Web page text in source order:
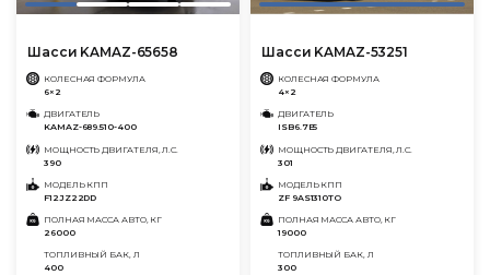
Шасси KAMAZ-65658
КОЛЕСНАЯ ФОРМУЛА
6×2
ДВИГАТЕЛЬ
KAMAZ-689.510-400
МОЩНОСТЬ ДВИГАТЕЛЯ, Л.С.
390
МОДЕЛЬ КПП
F12JZ22DD
ПОЛНАЯ МАССА АВТО, КГ
26000
ТОПЛИВНЫЙ БАК, Л
400
Шасси KAMAZ-53251
КОЛЕСНАЯ ФОРМУЛА
4×2
ДВИГАТЕЛЬ
ISB6.7E5
МОЩНОСТЬ ДВИГАТЕЛЯ, Л.С.
301
МОДЕЛЬ КПП
ZF 9AS1310TO
ПОЛНАЯ МАССА АВТО, КГ
19000
ТОПЛИВНЫЙ БАК, Л
300